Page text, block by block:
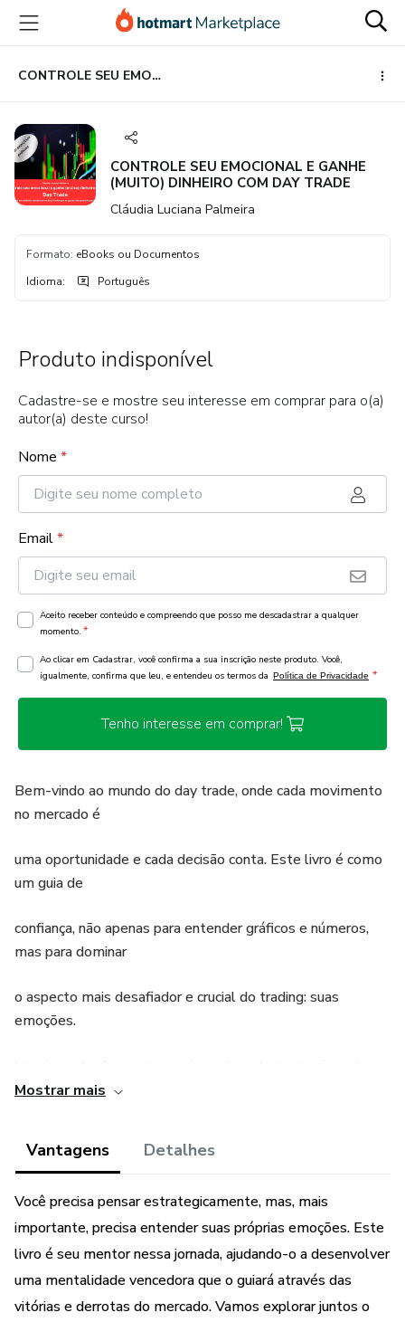
para
conteúdo
principal
para
pagamento
para
rodapé
CONTROLE SEU EMOCIONAL E GANHE (MUITO) DINHEIRO COM DAY TRADE
CONTROLE SEU EMOCIONAL E GANHE
(MUITO) DINHEIRO COM DAY TRADE
Cláudia Luciana Palmeira
Formato: eBooks ou Documentos
Idioma: Português
Produto indisponível
Cadastre-se e mostre seu interesse em comprar para o(a)
autor(a) deste curso!
Nome *
Email*
Aceito receber conteúdo e compreendo que posso me descadastrar a qualquer
momento. *
Ao clicar em Cadastrar, você confirma a sua inscrição neste produto. Você,
igualmente, confirma que leu, e entendeu os termos da Política de Privacidade *
Tenho interesse em comprar!
Bem-vindo ao mundo do day trade, onde cada movimento
no mercado é
uma oportunidade e cada decisão conta. Este livro é como
um guia de
confiança, não apenas para entender gráficos e números,
mas para dominar
o aspecto mais desafiador e crucial do trading: suas
emoções.
Você precisa
entender suas
próprias emoções. Este livro é seu mentor nessa jornada,
ajudando-o a
desenvolver uma mentalidade vencedora que o guiará
através das vitórias e
Mostrar mais
Vantagens Detalhes
Você precisa pensar estrategicamente, mas, mais
importante, precisa entender suas próprias emoções. Este
livro é seu mentor nessa jornada, ajudando-o a desenvolver
uma mentalidade vencedora que o guiará através das
vitórias e derrotas do mercado. Vamos explorar juntos o